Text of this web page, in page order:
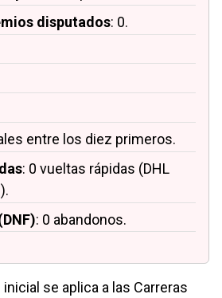
disputados: 0.
entre los diez primeros.
: 0 vueltas rápidas (DHL
: 0 abandonos.
se aplica a las Carreras